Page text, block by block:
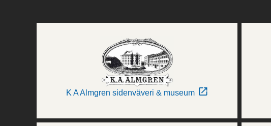
K A Almgren sidenväveri & museum